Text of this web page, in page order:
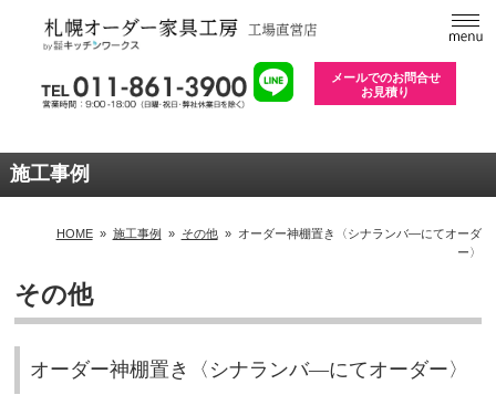
メールでのお問合せ
お見積り
施工事例
HOME» 施工事例 » その他» オーダー神棚置き〈シナランバ―にてオーダ
ー〉
その他
オーダー神棚置き〈シナランバ―にてオーダー〉